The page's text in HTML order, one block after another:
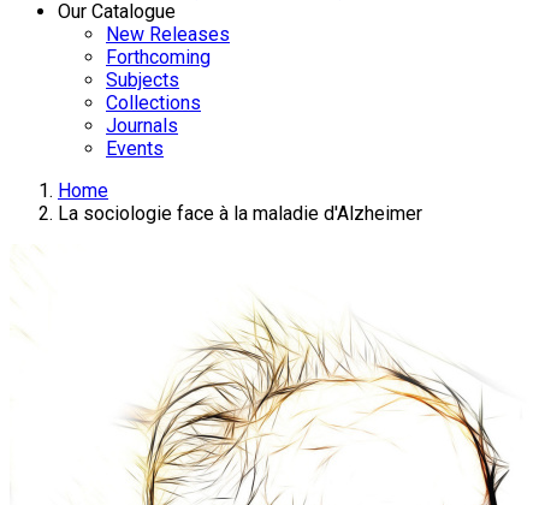
Our Catalogue
New Releases
Forthcoming
Subjects
Collections
Journals
Events
Home
La sociologie face à la maladie d'Alzheimer